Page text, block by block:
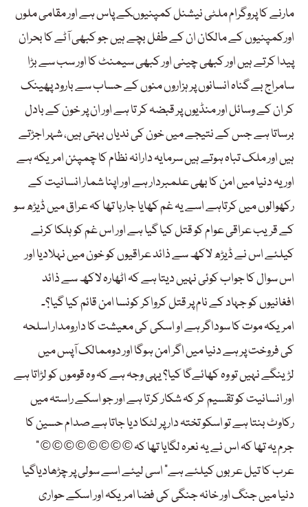
مارنے کا پروگرام ملٹی نیشنل کمپنیوںکے پاس ہے اور مقامی ملوں
اورکمپنیوں کے مالکان ان کے طفل بچے ہیں جو کبھی آٹے کا بحران
پیدا کرتے ہیں اور کبھی چینی اور کبھی سیمنٹ کا اور سب سے بڑا
سامراج بے گناہ انسانوں پر ہزاروں منوں کے حساب سے بارود پھینک
کر ان کے وسائل اور منڈیوں پر قبضہ کر تا ہے اور ان پر خون کے بادل
برساتا ہے جس کے نتیجے میں خون کی ندیاں بہتی ہیں، شہر اجڑتے
ہیں اور ملک تباہ ہوتے ہیں سرمایہ دارانہ نظام کا چمپئن امریکہ ہے
اور یہ دنیا میں امن کا بھی علمبردار ہے اور اپنا شمار انسانیت کے
رکھوالوں میں کرتاہے اسے یہ غم کھایا جارہا تھا کہ عراق میں ڈیڑھ سو
کے قریب عراقی عوام کو قتل کیا گیا ہے اور اس غم کو ہلکا کرنے
کیلئے اس نے ڈیڑھ لاکھ سے ذائد عراقیوں کو خون میں نہلادیا اور
اس سوال کا جواب کوئی نہیں دیتا ہے کہ اٹھارہ لاکھ سے ذائد
افغانیوں کو جہاد کے نام پر قتل کرواکر کونسا امن قائم کیا گیا؟۔
امریکہ موت کا سوداگر ہے او اسکی کی معیشت کا دارومدار اسلحہ
کی فروخت پر ہے دنیا میں اگر امن ہوگا اور دوممالک آپس میں
لڑینگے نہیں تو وہ کھائےگا کیا؟ یہی وجہ ہے کہ وہ قوموں کو لڑاتا ہے
اور انسانیت کو تقسیم کر کہ شکار کرتا ہے اور جو اسکے راستہ میں
رکاوٹ بنتا ہے تو اسکو تختہ دار پر لٹکا دیا جاتا ہے صدام حسین کا
جرم یہ تھا کہ اس نے یہ نعرہ لگایا تھا کہ © © © © © © © © ”
عرب کا تیل عربوں کیلئے ہے“ اسی لیئے اسے سولی پر چڑھادیاگیا
دنیا میں جنگ اور خانہ جنگی کی فضا امریکہ اور اسکے حواری